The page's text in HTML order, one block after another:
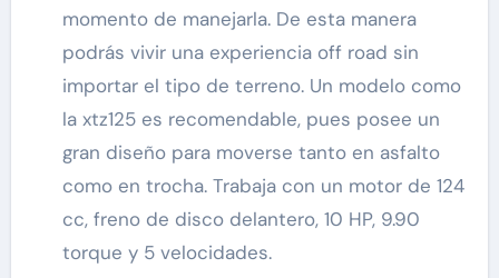
momento de manejarla. De esta manera
podrás vivir una experiencia off road sin
importar el tipo de terreno. Un modelo como
la xtz125 es recomendable, pues posee un
gran diseño para moverse tanto en asfalto
como en trocha. Trabaja con un motor de 124
cc, freno de disco delantero, 10 HP, 9.90
torque y 5 velocidades.